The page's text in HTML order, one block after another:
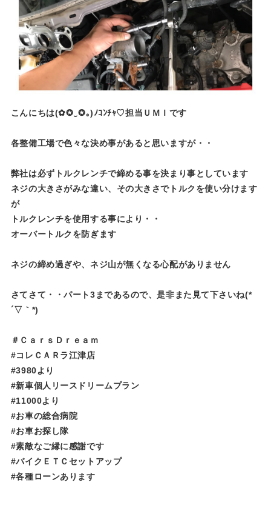
こんにちは(✿✪‿✪｡)ﾉｺﾝﾁｬ♡担当ＵＭＩです
各整備工場で色々な決め事があると思いますが・・
弊社は必ずトルクレンチで締める事を決まり事としています
ネジの大きさがみな違い、その大きさでトルクを使い分けます
が
トルクレンチを使用する事により・・
オーバートルクを防ぎます
ネジの締め過ぎや、ネジ山が無くなる心配がありません
さてさて・・パート3まであるので、是非また見て下さいね(*
´▽｀*)
＃ＣａｒｓＤｒｅａｍ
#コレＣＡＲラ江津店
#3980より
#新車個人リースドリームプラン
#11000より
#お車の総合病院
#お車お探し隊
#素敵なご縁に感謝です
#バイクＥＴＣセットアップ
#各種ローンあります